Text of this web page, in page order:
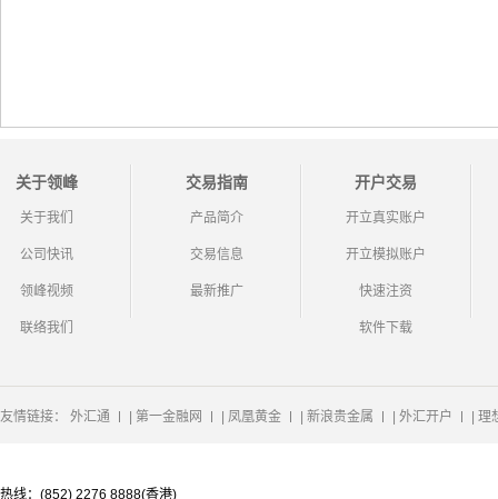
关于领峰
关于我们
公司快讯
领峰视频
联络我们
交易指南
产品简介
交易信息
最新推广
开户交易
开立真实账户
开立模拟账户
快速注资
软件下载
友情链接： 外汇通 第一金融网 凤凰黄金 新浪贵金属 外汇开户 理
热线：(852) 2276 8888(香港)